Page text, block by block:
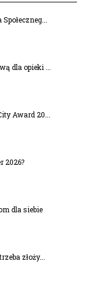
dla opieki ...
Award 20...
2026?
dla siebie
złoży...